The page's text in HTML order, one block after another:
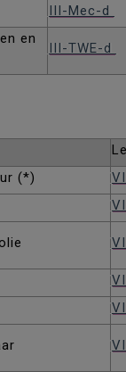
III-Mec-d
en
III-TWE-d
(*)